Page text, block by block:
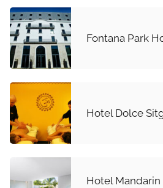
Fontana Park
Hotel Dolce
Hotel Mandarin